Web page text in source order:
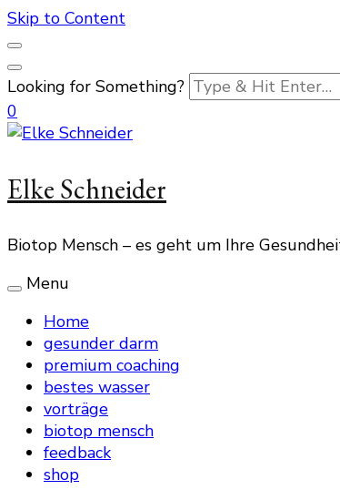
Skip to Content
Looking for Something?
0
Elke Schneider
Biotop Mensch – es geht um Ihre
Menu
Home
gesunder darm
premium coaching
bestes wasser
vorträge
biotop mensch
feedback
shop